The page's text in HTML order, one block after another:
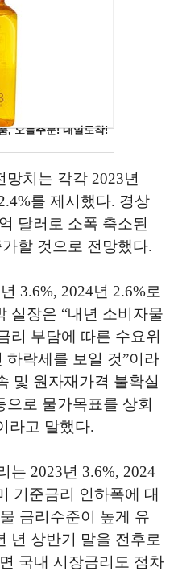
치는 각각 2023년
를 제시했다. 경상
달러로 소폭 축소된
할 것으로 전망했다.
3.6%, 2024년 2.6%로
실장은 “내년 소비자물
리 부담에 따른 수요위
하락세를 보일 것”이라
및 원자재가격 불확실
으로 물가목표를 상회
라고 말했다.
는 2023년 3.6%, 2024
기준금리 인하폭에 대
금리수준이 높게 유
년 상반기 말을 전후로
국내 시장금리도 점차